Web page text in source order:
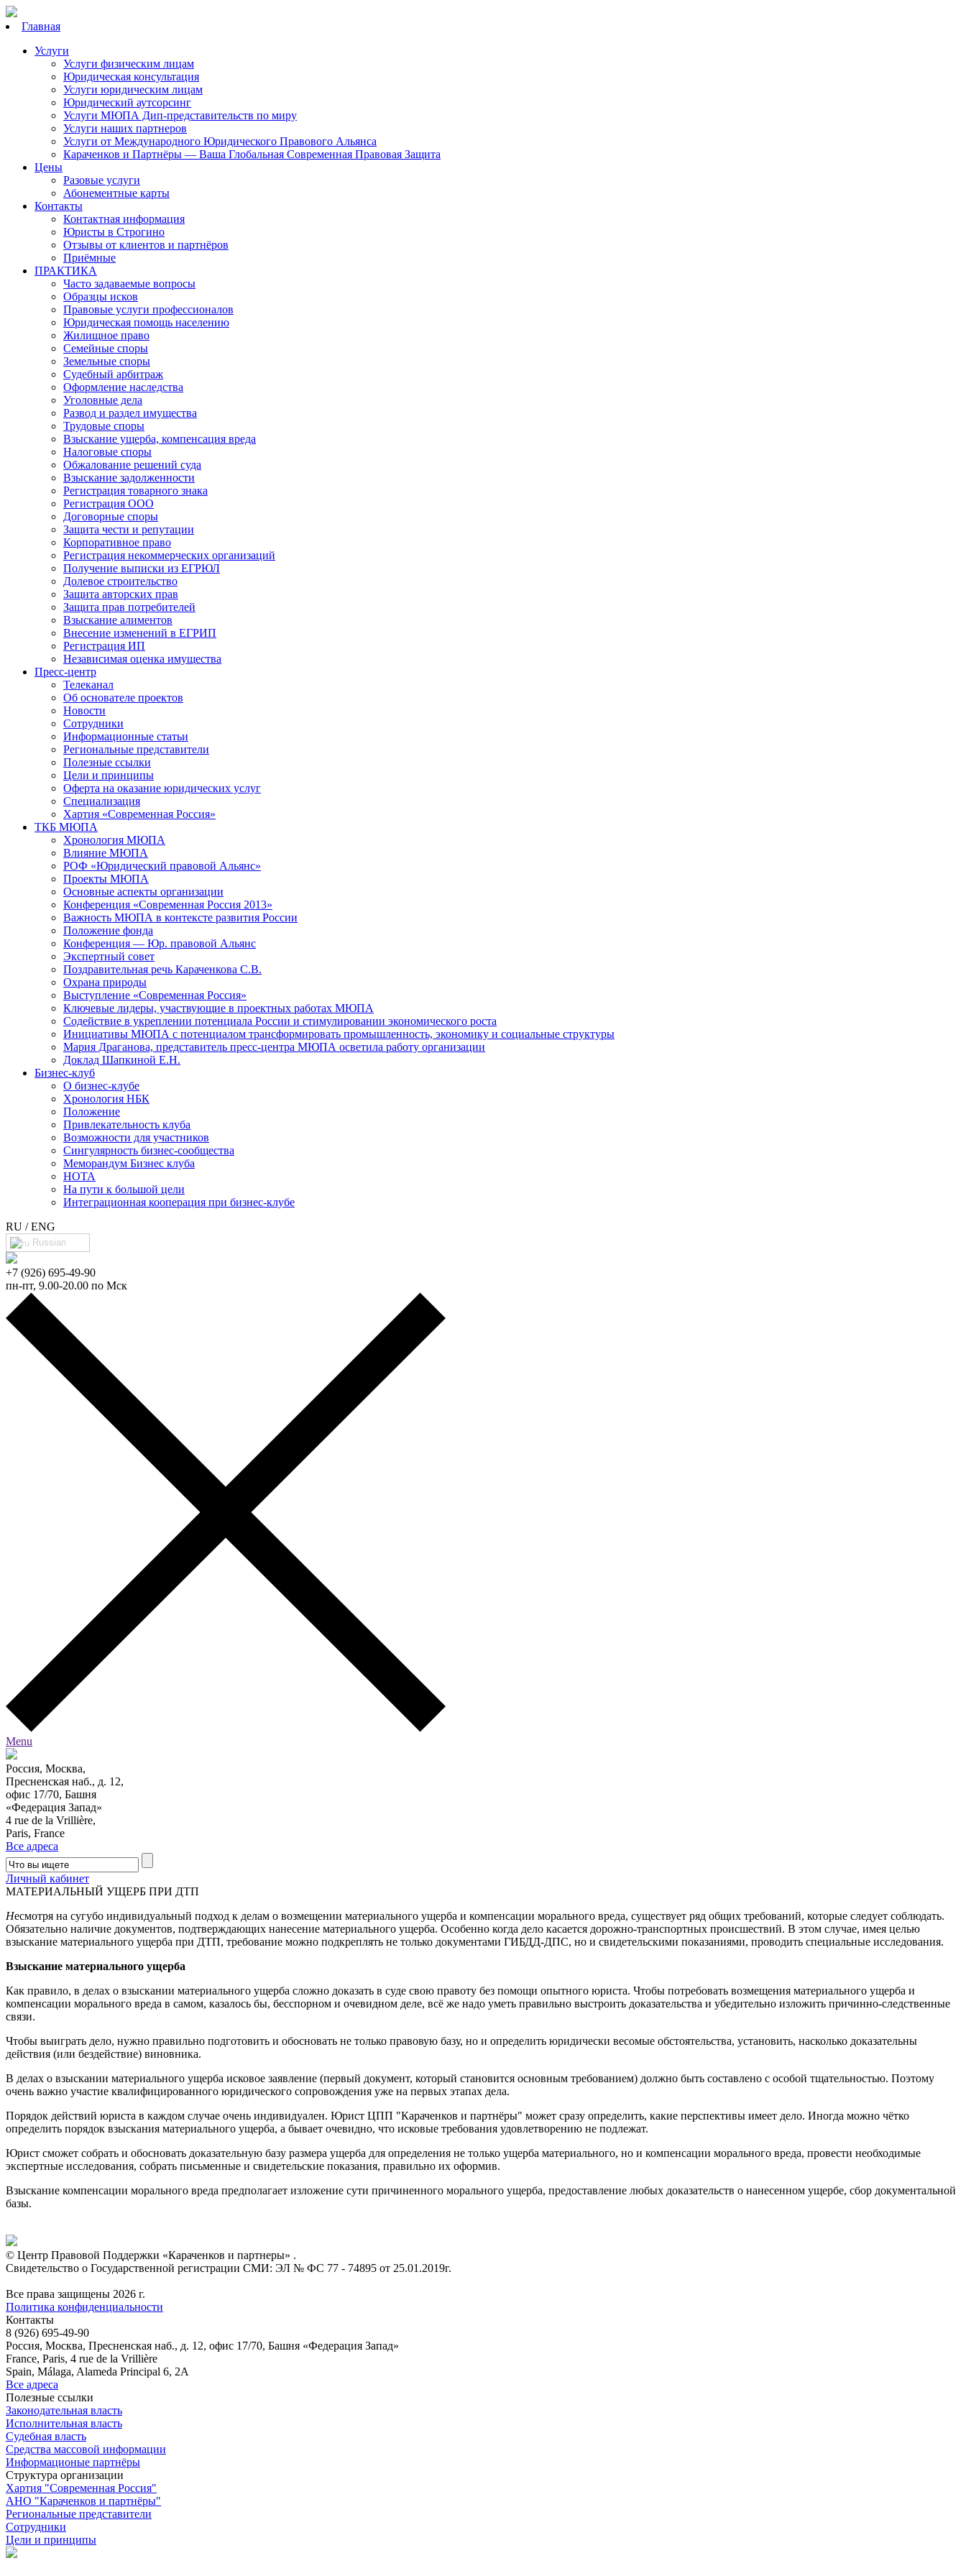
Главная
Услуги
Услуги физическим лицам
Юридическая консультация
Услуги юридическим лицам
Юридический аутсорсинг
Услуги МЮПА Дип-представительств по миру
Услуги наших партнеров
Услуги от Международного Юридического Правового Альянса
Караченков и Партнёры — Ваша Глобальная Современная Правовая Защита
Цены
Разовые услуги
Абонементные карты
Контакты
Контактная информация
Юристы в Строгино
Отзывы от клиентов и партнёров
Приёмные
ПРАКТИКА
Часто задаваемые вопросы
Образцы исков
Правовые услуги профессионалов
Юридическая помощь населению
Жилищное право
Семейные споры
Земельные споры
Судебный арбитраж
Оформление наследства
Уголовные дела
Развод и раздел имущества
Трудовые споры
Взыскание ущерба, компенсация вреда
Налоговые споры
Обжалование решений суда
Взыскание задолженности
Регистрация товарного знака
Регистрация ООО
Договорные споры
Защита чести и репутации
Корпоративное право
Регистрация некоммерческих организаций
Получение выписки из ЕГРЮЛ
Долевое строительство
Защита авторских прав
Защита прав потребителей
Взыскание алиментов
Внесение изменений в ЕГРИП
Регистрация ИП
Независимая оценка имущества
Пресс-центр
Телеканал
Об основателе проектов
Новости
Сотрудники
Информационные статьи
Региональные представители
Полезные ссылки
Цели и принципы
Оферта на оказание юридических услуг
Специализация
Хартия «Современная Россия»
ТКБ МЮПА
Хронология МЮПА
Влияние МЮПА
РОФ «Юридический правовой Альянс»
Проекты МЮПА
Основные аспекты организации
Конференция «Современная Россия 2013»
Важность МЮПА в контексте развития России
Положение фонда
Конференция — Юр. правовой Альянс
Экспертный совет
Поздравительная речь Караченкова С.В.
Охрана природы
Выступление «Современная Россия»
Ключевые лидеры, участвующие в проектных работах МЮПА
Cодействие в укреплении потенциала России и стимулировании экономического роста
Инициативы МЮПА с потенциалом трансформировать промышленность, экономику и социальные структуры
Мария Драганова, представитель пресс-центра МЮПА осветила работу организации
Доклад Шапкиной Е.Н.
Бизнес-клуб
О бизнес-клубе
Хронология НБК
Положение
Привлекательность клуба
Возможности для участников
Сингулярность бизнес-сообщества
Меморандум Бизнес клуба
НОТА
На пути к большой цели
Интеграционная кооперация при бизнес-клубе
RU / ENG
Russian
+7 (926) 695-49-90
пн-пт, 9.00-20.00 по Мск
Menu
Россия, Москва,
Пресненская наб., д. 12,
офис 17/70, Башня
«Федерация Запад»
4 rue de la Vrillière,
Paris, France
Все адреса
Личный кабинет
МАТЕРИАЛЬНЫЙ УЩЕРБ ПРИ ДТП
Несмотря на сугубо индивидуальный подход к делам о возмещении материального ущерба и компенсации морального вреда, существует ряд общих требований, которые следует соблюдать.
Обязательно наличие документов, подтверждающих нанесение материального ущерба. Особенно когда дело касается дорожно-транспортных происшествий. В этом случае, имея целью
взыскание материального ущерба при ДТП, требование можно подкреплять не только документами ГИБДД-ДПС, но и свидетельскими показаниями, проводить специальные исследования.
Взыскание материального ущерба
Как правило, в делах о взыскании материального ущерба сложно доказать в суде свою правоту без помощи опытного юриста. Чтобы потребовать возмещения материального ущерба и
компенсации морального вреда в самом, казалось бы, бесспорном и очевидном деле, всё же надо уметь правильно выстроить доказательства и убедительно изложить причинно-следственные
связи.
Чтобы выиграть дело, нужно правильно подготовить и обосновать не только правовую базу, но и определить юридически весомые обстоятельства, установить, насколько доказательны
действия (или бездействие) виновника.
В делах о взыскании материального ущерба исковое заявление (первый документ, который становится основным требованием) должно быть составлено с особой тщательностью. Поэтому
очень важно участие квалифицированного юридического сопровождения уже на первых этапах дела.
Порядок действий юриста в каждом случае очень индивидуален. Юрист ЦПП "Караченков и партнёры" может сразу определить, какие перспективы имеет дело. Иногда можно чётко
определить порядок взыскания материального ущерба, а бывает очевидно, что исковые требования удовлетворению не подлежат.
Юрист сможет собрать и обосновать доказательную базу размера ущерба для определения не только ущерба материального, но и компенсации морального вреда, провести необходимые
экспертные исследования, собрать письменные и свидетельские показания, правильно их оформив.
Взыскание компенсации морального вреда предполагает изложение сути причиненного морального ущерба, предоставление любых доказательств о нанесенном ущербе, сбор документальной
базы.
© Центр Правовой Поддержки «Караченков и партнеры» .
Свидетельство о Государственной регистрации СМИ: ЭЛ № ФС 77 - 74895 от 25.01.2019г.
Все права защищены 2026 г.
Политика конфиденциальности
Контакты
8 (926) 695-49-90
Россия, Москва, Пресненская наб., д. 12, офис 17/70, Башня «Федерация Запад»
France, Paris, 4 rue de la Vrillière
Spain, Málaga, Alameda Principal 6, 2A
Все адреса
Полезные ссылки
Законодательная власть
Исполнительная власть
Судебная власть
Средства массовой информации
Информационые партнёры
Структура организации
Хартия "Современная Россия"
АНО "Караченков и партнёры"
Региональные представители
Сотрудники
Цели и принципы